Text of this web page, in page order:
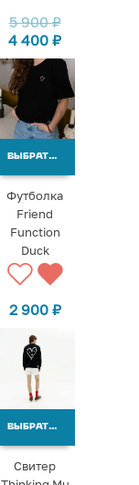
5 900₽
4 400₽
ВЫБРАТЬ ВАРИАНТЫ
Футболка
Friend
Function
Duck
2 900 ₽
ВЫБРАТЬ ВАРИАНТЫ
Свитер